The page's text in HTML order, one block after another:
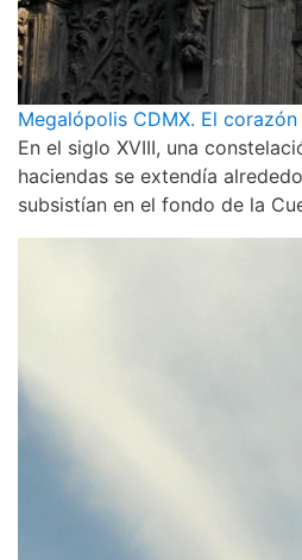
Megalópolis CDMX. El
En el siglo XVIII, una
haciendas se extendía
subsistían en el fondo de la